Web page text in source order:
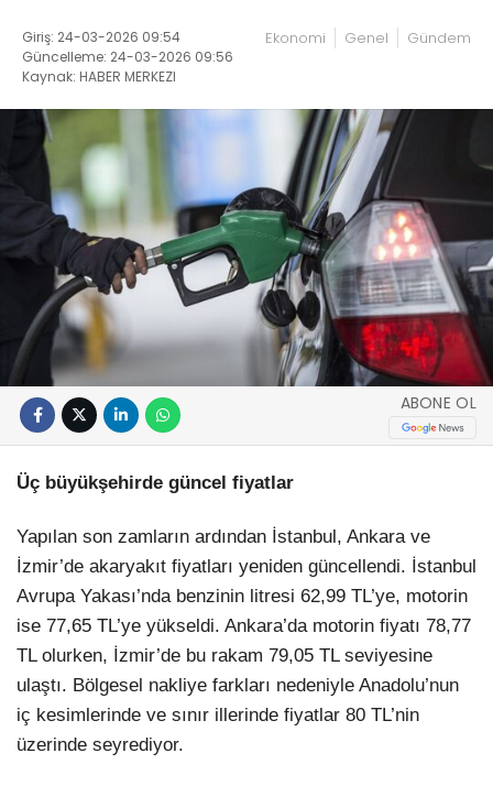
Giriş: 24-03-2026 09:54
Güncelleme: 24-03-2026 09:56
Kaynak: HABER MERKEZI
Ekonomi Genel Gündem
ABONE OL
Üç büyükşehirde güncel fiyatlar
Yapılan son zamların ardından İstanbul, Ankara ve
İzmir’de akaryakıt fiyatları yeniden güncellendi. İstanbul
Avrupa Yakası’nda benzinin litresi 62,99 TL’ye, motorin
ise 77,65 TL’ye yükseldi. Ankara’da motorin fiyatı 78,77
TL olurken, İzmir’de bu rakam 79,05 TL seviyesine
ulaştı. Bölgesel nakliye farkları nedeniyle Anadolu’nun
iç kesimlerinde ve sınır illerinde fiyatlar 80 TL’nin
üzerinde seyrediyor.